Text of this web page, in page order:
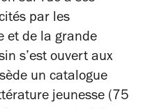
par les
et de la grande
s’est ouvert aux
un catalogue
jeunesse (75